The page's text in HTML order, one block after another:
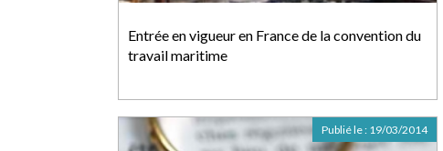
Entrée en vigueur en France de la convention du
travail maritime
Publié le : 19/03/2014